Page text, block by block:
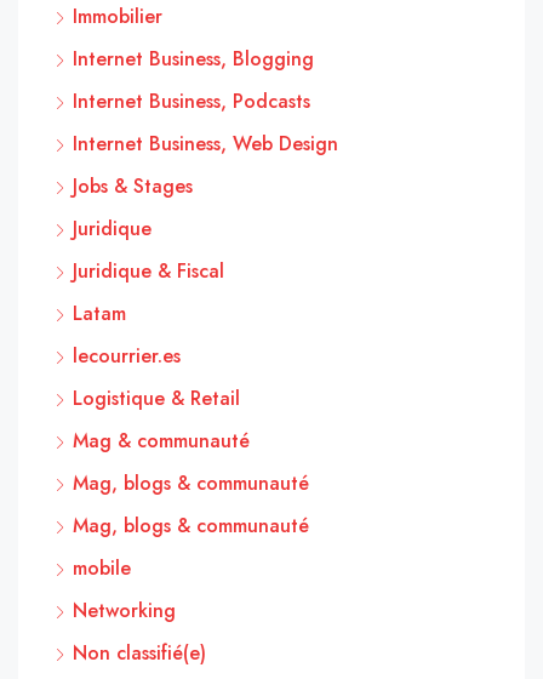
Immobilier
Internet Business, Blogging
Internet Business, Podcasts
Internet Business, Web Design
Jobs & Stages
Juridique
Juridique & Fiscal
Latam
lecourrier.es
Logistique & Retail
Mag & communauté
Mag, blogs & communauté
Mag, blogs & communauté
mobile
Networking
Non classifié(e)